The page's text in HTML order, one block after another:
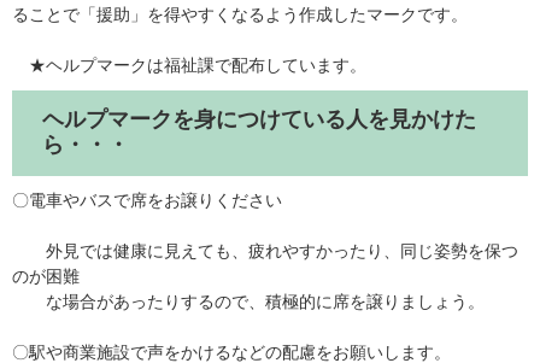
ることで「援助」を得やすくなるよう作成したマークです。
★ヘルプマークは福祉課で配布しています。
ヘルプマークを身につけている人を見かけた
ら・・・
〇電車やバスで席をお譲りください
外見では健康に見えても、疲れやすかったり、同じ姿勢を保つ
のが困難
な場合があったりするので、積極的に席を譲りましょう。
〇駅や商業施設で声をかけるなどの配慮をお願いします。